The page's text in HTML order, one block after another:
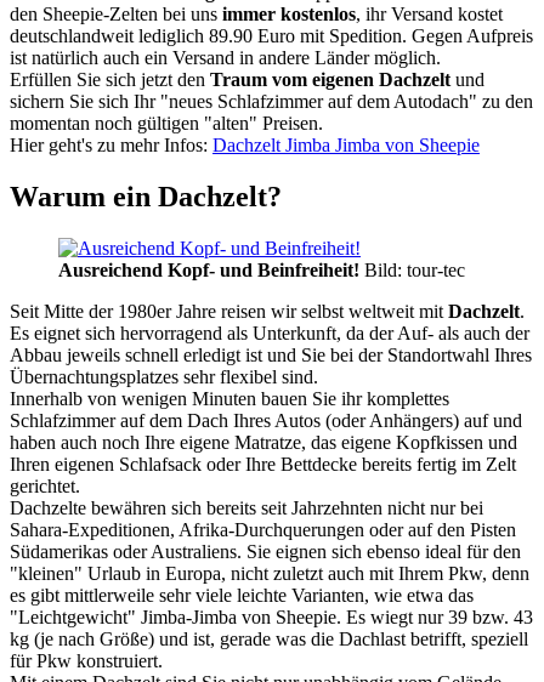
den Sheepie-Zelten bei uns immer kostenlos, ihr Versand kostet
deutschlandweit lediglich 89.90 Euro mit Spedition. Gegen Aufpreis
ist natürlich auch ein Versand in andere Länder möglich.
Erfüllen Sie sich jetzt den Traum vom eigenen Dachzelt und
sichern Sie sich Ihr "neues Schlafzimmer auf dem Autodach" zu den
momentan noch gültigen "alten" Preisen.
Hier geht's zu mehr Infos: Dachzelt Jimba Jimba von Sheepie
Warum ein Dachzelt?
Ausreichend Kopf- und Beinfreiheit! Bild: tour-tec
Seit Mitte der 1980er Jahre reisen wir selbst weltweit mit Dachzelt.
Es eignet sich hervorragend als Unterkunft, da der Auf- als auch der
Abbau jeweils schnell erledigt ist und Sie bei der Standortwahl Ihres
Übernachtungsplatzes sehr flexibel sind.
Innerhalb von wenigen Minuten bauen Sie ihr komplettes
Schlafzimmer auf dem Dach Ihres Autos (oder Anhängers) auf und
haben auch noch Ihre eigene Matratze, das eigene Kopfkissen und
Ihren eigenen Schlafsack oder Ihre Bettdecke bereits fertig im Zelt
gerichtet.
Dachzelte bewähren sich bereits seit Jahrzehnten nicht nur bei
Sahara-Expeditionen, Afrika-Durchquerungen oder auf den Pisten
Südamerikas oder Australiens. Sie eignen sich ebenso ideal für den
"kleinen" Urlaub in Europa, nicht zuletzt auch mit Ihrem Pkw, denn
es gibt mittlerweile sehr viele leichte Varianten, wie etwa das
"Leichtgewicht" Jimba-Jimba von Sheepie. Es wiegt nur 39 bzw. 43
kg (je nach Größe) und ist, gerade was die Dachlast betrifft, speziell
für Pkw konstruiert.